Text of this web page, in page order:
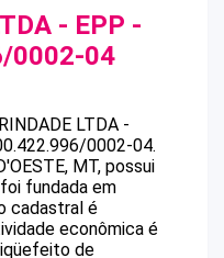
- EPP -
0002-04
LTDA -
0002-04.
MT, possui
fundada em
cadastral é
econômica é
de